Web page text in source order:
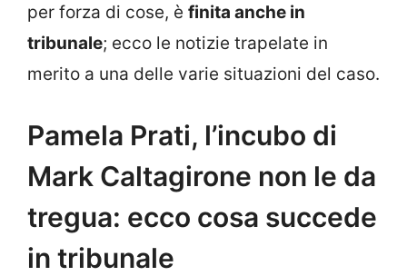
per forza di cose, è finita anche in
tribunale; ecco le notizie trapelate in
merito a una delle varie situazioni del caso.
Pamela Prati, l’incubo di
Mark Caltagirone non le da
tregua: ecco cosa succede
in tribunale